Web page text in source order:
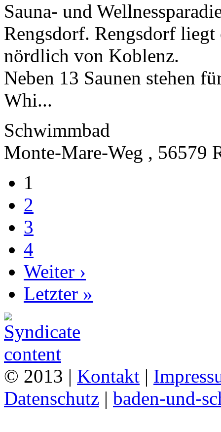
Sauna- und
Rengsdorf. Rengsdorf
nördlich von Koblenz.
Neben 13 Saunen stehen
Whi...
Schwimmbad
Monte-Mare-Weg , 56579
1
2
3
4
Weiter ›
Letzter »
© 2013 | Kontakt |
Datenschutz | baden-und-